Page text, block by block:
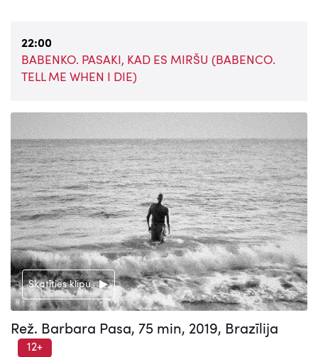
22:00
BABENKO. PASAKI, KAD ES MIRŠU (BABENCO.
TELL ME WHEN I DIE)
Skatīties klipu
Rež. Barbara Pasa, 75 min, 2019, Brazīlija
12+